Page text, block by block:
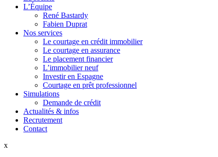
L’Équipe
René Bastardy
Fabien Duprat
Nos services
Le courtage en crédit immobilier
Le courtage en assurance
Le placement financier
L’immobilier neuf
Investir en Espagne
Courtage en prêt professionnel
Simulations
Demande de crédit
Actualités & infos
Recrutement
Contact
x